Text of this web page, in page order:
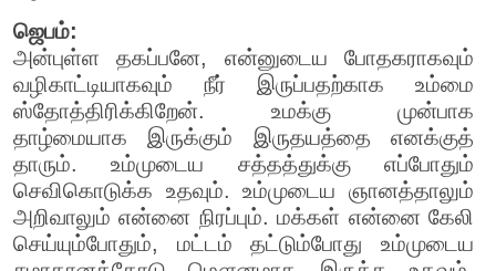
ஜெபம்:
அன்புள்ள தகப்பனே, என்னுடைய போதகராகவும்
வழிகாட்டியாகவும் நீர் இருப்பதற்காக உம்மை
ஸ்தோத்திரிக்கிறேன். உமக்கு முன்பாக
தாழ்மையாக இருக்கும் இருதயத்தை எனக்குத்
தாரும். உம்முடைய சத்தத்துக்கு எப்போதும்
செவிகொடுக்க உதவும். உம்முடைய ஞானத்தாலும்
அறிவாலும் என்னை நிரப்பும். மக்கள் என்னை கேலி
செய்யும்போதும், மட்டம் தட்டும்போது உம்முடைய